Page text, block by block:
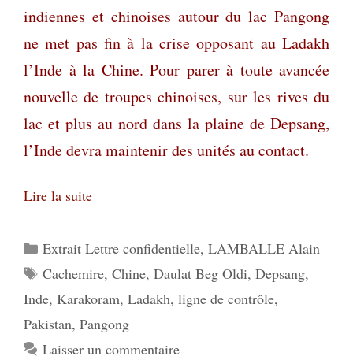
indiennes et chinoises autour du lac Pangong
ne met pas fin à la crise opposant au Ladakh
l’Inde à la Chine. Pour parer à toute avancée
nouvelle de troupes chinoises, sur les rives du
lac et plus au nord dans la plaine de Depsang,
l’Inde devra maintenir des unités au contact.
Lire la suite
Catégories
Extrait Lettre confidentielle, LAMBALLE Alain
Étiquettes
Cachemire, Chine, Daulat Beg Oldi, Depsang,
Inde, Karakoram, Ladakh, ligne de contrôle,
Pakistan, Pangong
Laisser un commentaire